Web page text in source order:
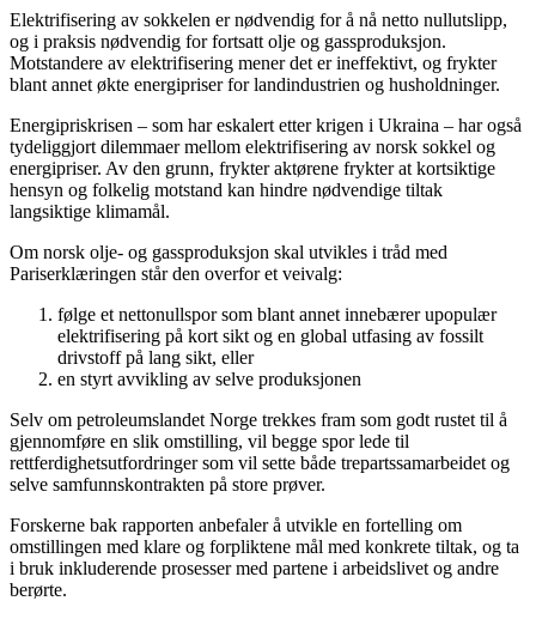
Elektrifisering av sokkelen er nødvendig for å nå netto nullutslipp,
og i praksis nødvendig for fortsatt olje og gassproduksjon.
Motstandere av elektrifisering mener det er ineffektivt, og frykter
blant annet økte energipriser for landindustrien og husholdninger.
Energipriskrisen – som har eskalert etter krigen i Ukraina – har også
tydeliggjort dilemmaer mellom elektrifisering av norsk sokkel og
energipriser. Av den grunn, frykter aktørene frykter at kortsiktige
hensyn og folkelig motstand kan hindre nødvendige tiltak
langsiktige klimamål.
Om norsk olje- og gassproduksjon skal utvikles i tråd med
Pariserklæringen står den overfor et veivalg:
følge et nettonullspor som blant annet innebærer upopulær
elektrifisering på kort sikt og en global utfasing av fossilt
drivstoff på lang sikt, eller
en styrt avvikling av selve produksjonen
Selv om petroleumslandet Norge trekkes fram som godt rustet til å
gjennomføre en slik omstilling, vil begge spor lede til
rettferdighetsutfordringer som vil sette både trepartssamarbeidet og
selve samfunnskontrakten på store prøver.
Forskerne bak rapporten anbefaler å utvikle en fortelling om
omstillingen med klare og forpliktene mål med konkrete tiltak, og ta
i bruk inkluderende prosesser med partene i arbeidslivet og andre
berørte.